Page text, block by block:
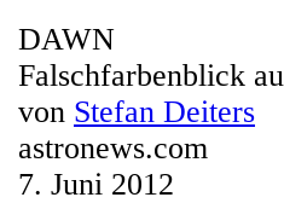
DAWN
Falschfarbenblick
von Stefan Deiters
astronews.com
7. Juni 2012